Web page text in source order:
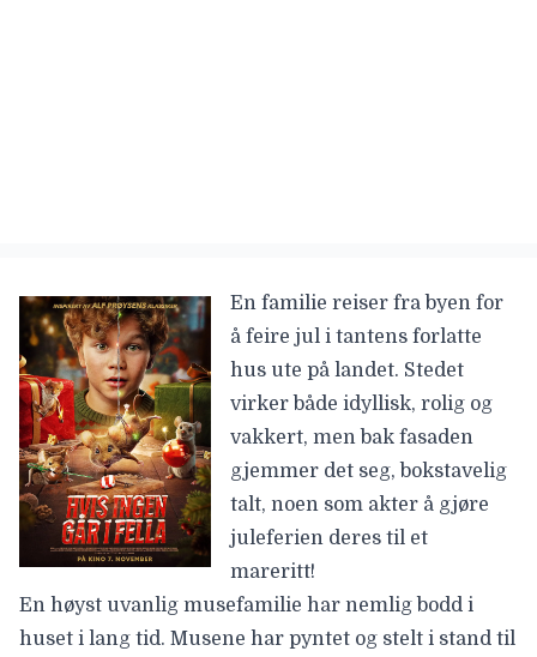
En familie reiser fra byen for
å feire jul i tantens forlatte
hus ute på landet. Stedet
virker både idyllisk, rolig og
vakkert, men bak fasaden
gjemmer det seg, bokstavelig
talt, noen som akter å gjøre
juleferien deres til et
mareritt!
En høyst uvanlig musefamilie har nemlig bodd i
huset i lang tid. Musene har pyntet og stelt i stand til